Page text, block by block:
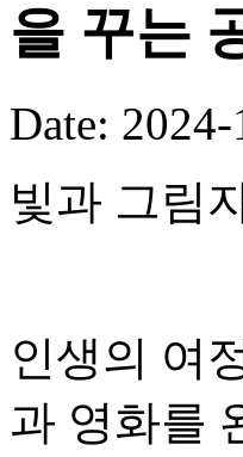
을 꾸는
Date: 2024-
빛과 그림
인생의 여
과 영화를